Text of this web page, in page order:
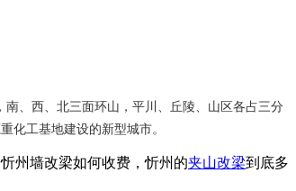
、西、北三面环山，平川、丘陵、山区各占三分
化工基地建设的新型城市。
州墙改梁如何收费，忻州的夹山改梁到底多